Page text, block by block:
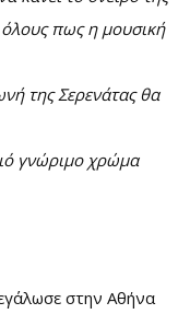
όλους πως η μουσική
της Σερενάτας θα
γνώριμο χρώμα
στην Αθήνα